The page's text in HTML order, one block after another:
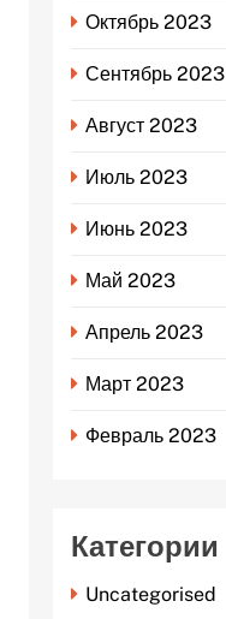
Октябрь 2023
Сентябрь 2023
Август 2023
Июль 2023
Июнь 2023
Май 2023
Апрель 2023
Март 2023
Февраль 2023
Категории
Uncategorised